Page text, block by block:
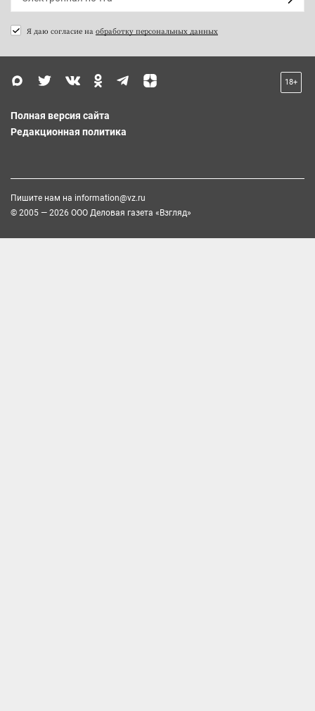
Я даю согласие на обработку персональных данных
18+
Полная версия сайта
Редакционная политика
Пишите нам на information@vz.ru
© 2005 — 2026 ООО Деловая газета «Взгляд»